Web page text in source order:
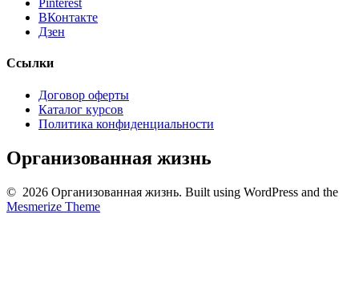
Pinterest
ВКонтакте
Дзен
Ссылки
Договор оферты
Каталог курсов
Политика конфиденциальности
Организованная жизнь
© 2026 Организованная жизнь. Built using WordPress and the
Mesmerize Theme